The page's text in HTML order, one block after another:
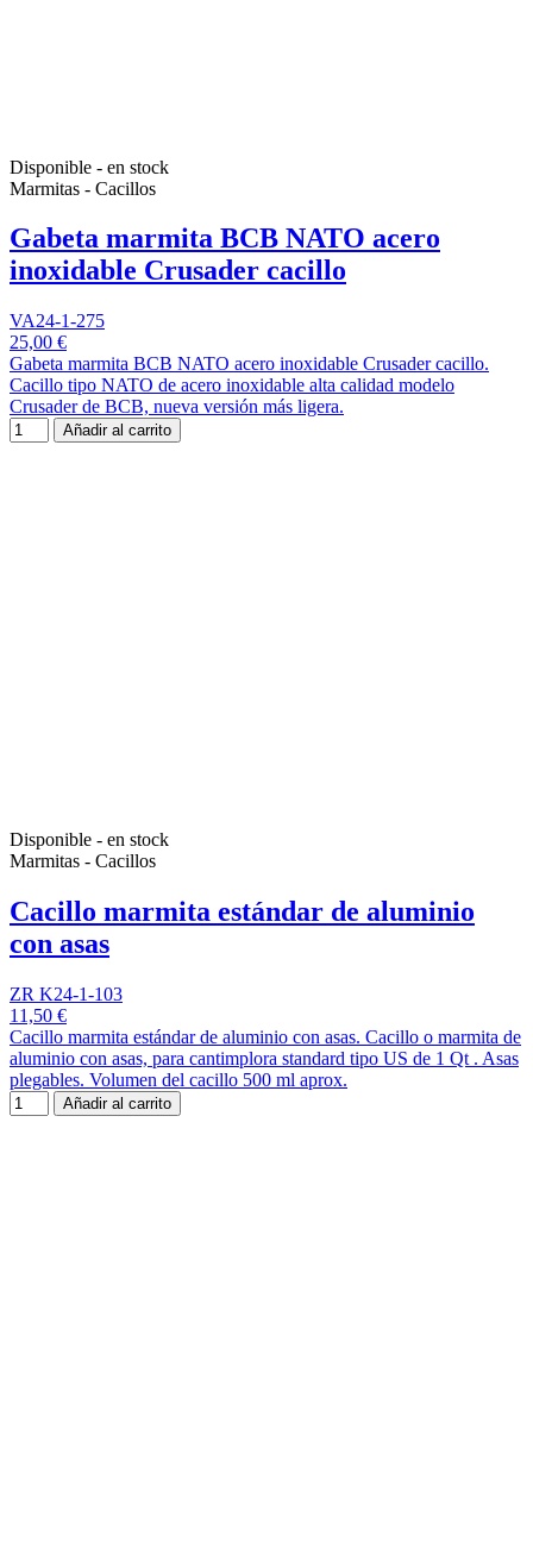
Disponible - en stock
Marmitas - Cacillos
Gabeta marmita BCB NATO acero
inoxidable Crusader cacillo
VA24-1-275
25,00 €
Gabeta marmita BCB NATO acero inoxidable Crusader cacillo.
Cacillo tipo NATO de acero inoxidable alta calidad modelo
Crusader de BCB, nueva versión más ligera.
Añadir al carrito
Disponible - en stock
Marmitas - Cacillos
Cacillo marmita estándar de aluminio
con asas
ZR K24-1-103
11,50 €
Cacillo marmita estándar de aluminio con asas. Cacillo o marmita de
aluminio con asas, para cantimplora standard tipo US de 1 Qt . Asas
plegables. Volumen del cacillo 500 ml aprox.
Añadir al carrito